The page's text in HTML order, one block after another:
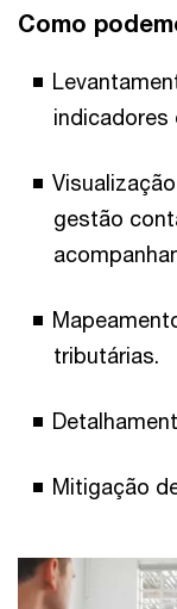
Como
indicadores
gestão
tributárias.
Mitigação